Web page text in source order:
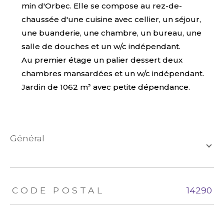
min d'Orbec. Elle se compose au rez-de-
chaussée d'une cuisine avec cellier, un séjour,
une buanderie, une chambre, un bureau, une
salle de douches et un w/c indépendant.
Au premier étage un palier dessert deux
chambres mansardées et un w/c indépendant.
Jardin de 1062 m² avec petite dépendance.
général
TRAD_ZEPHYR_Caracteristique TRAD_ZEPHYR_Valeurs
CODE POSTAL 14290